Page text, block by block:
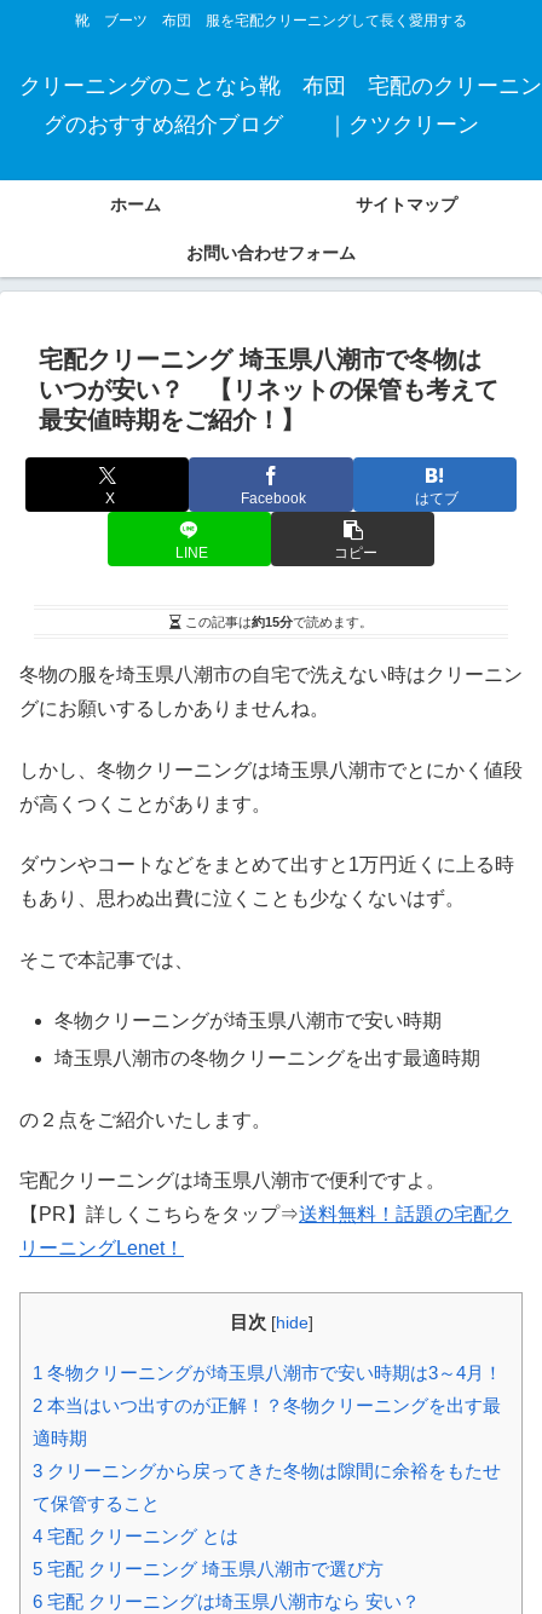
靴 ブーツ 布団 服を宅配クリーニングして長く愛用する
クリーニングのことなら靴 布団 宅配のクリーニン
グのおすすめ紹介ブログ ｜クツクリーン
ホーム サイトマップ
お問い合わせフォーム
宅配クリーニング 埼玉県八潮市で冬物は
いつが安い？ 【リネットの保管も考えて
最安値時期をご紹介！】
X Facebook はてブ
LINE コピー
この記事は約15分で読めます。
冬物の服を埼玉県八潮市の自宅で洗えない時はクリーニン
グにお願いするしかありませんね。
しかし、冬物クリーニングは埼玉県八潮市でとにかく値段
が高くつくことがあります。
ダウンやコートなどをまとめて出すと1万円近くに上る時
もあり、思わぬ出費に泣くことも少なくないはず。
そこで本記事では、
冬物クリーニングが埼玉県八潮市で安い時期
埼玉県八潮市の冬物クリーニングを出す最適時期
の２点をご紹介いたします。
宅配クリーニングは埼玉県八潮市で便利ですよ。
【PR】詳しくこちらをタップ⇒送料無料！話題の宅配ク
リーニングLenet！
目次 [hide]
1 冬物クリーニングが埼玉県八潮市で安い時期は3～4月！
2 本当はいつ出すのが正解！？冬物クリーニングを出す最
適時期
3 クリーニングから戻ってきた冬物は隙間に余裕をもたせ
て保管すること
4 宅配 クリーニング とは
5 宅配 クリーニング 埼玉県八潮市で選び方
6 宅配 クリーニングは埼玉県八潮市なら 安い？